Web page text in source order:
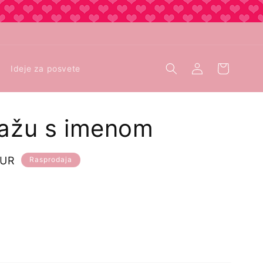
Ideje za posvete Prijava Košarica
s imenom
Rasprodaja